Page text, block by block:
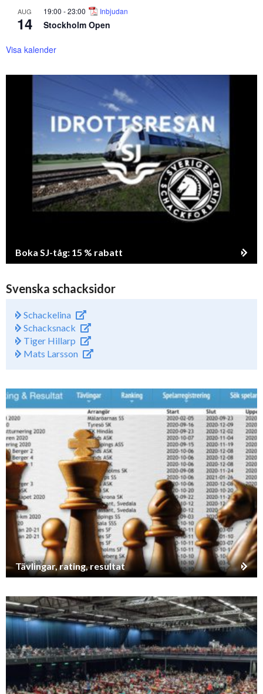
AUG
14
19:00 -23:00 Inbjudan
Stockholm Open
Visa kalender
Boka SJ-tåg: 15 % rabatt
Svenska schacksidor
Schackelina
Schacksnack
Tiger Hillarp
Mats Larsson
Tävlingar, rating, resultat